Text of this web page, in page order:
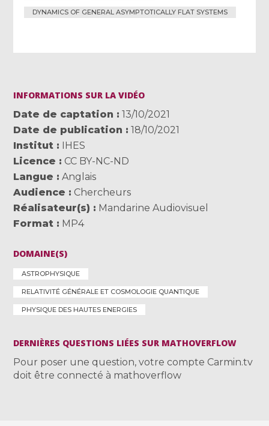
DYNAMICS OF GENERAL ASYMPTOTICALLY FLAT SYSTEMS
INFORMATIONS SUR LA VIDÉO
Date de captation
13/10/2021
Date de publication
18/10/2021
Institut
IHES
Licence
CC BY-NC-ND
Langue
Anglais
Audience
Chercheurs
Réalisateur(s)
Mandarine Audiovisuel
Format
MP4
DOMAINE(S)
ASTROPHYSIQUE
RELATIVITÉ GÉNÉRALE ET COSMOLOGIE QUANTIQUE
PHYSIQUE DES HAUTES ENERGIES
DERNIÈRES QUESTIONS LIÉES SUR MATHOVERFLOW
Pour poser une question, votre compte Carmin.tv
doit être connecté à mathoverflow